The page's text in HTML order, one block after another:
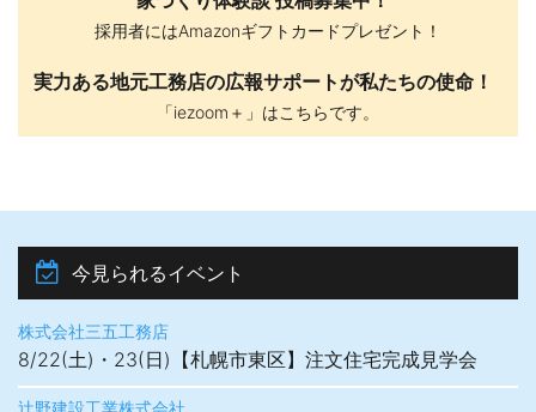
採用者にはAmazonギフトカードプレゼント！
実力ある地元工務店の広報サポートが私たちの使命！
「iezoom＋」はこちらです。
今見られるイベント
株式会社三五工務店
8/22(土)・23(日)【札幌市東区】注文住宅完成見学会